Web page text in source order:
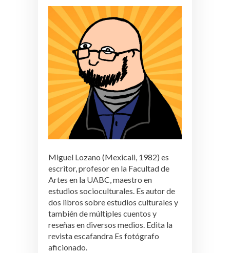
Miguel Lozano (Mexicali, 1982) es
escritor, profesor en la Facultad de
Artes en la UABC, maestro en
estudios socioculturales. Es autor de
dos libros sobre estudios culturales y
también de múltiples cuentos y
reseñas en diversos medios. Edita la
revista escafandra Es fotógrafo
aficionado.